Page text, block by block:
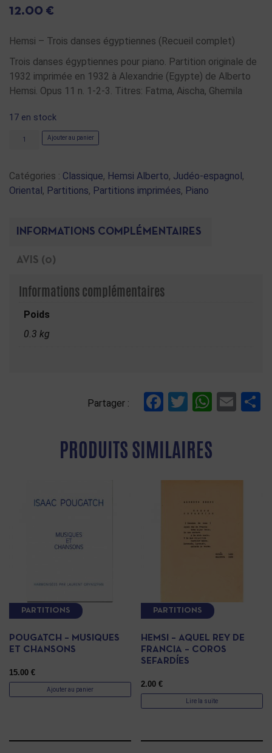
12.00 €
Hemsi – Trois danses égyptiennes (Recueil complet)
Trois danses égyptiennes pour piano. Partition originale de
1932 imprimée en 1932 à Alexandrie (Egypte) de Alberto
Hemsi. Opus 11 n. 1-2-3. Titres: Fatma, Aischa, Ghemila
17 en stock
Ajouter au panier
Catégories : Classique, Hemsi Alberto, Judéo-espagnol ,
Oriental , Partitions, Partitions imprimées, Piano
INFORMATIONS COMPLÉMENTAIRES
AVIS (0)
Informations complémentaires
Poids
0.3 kg
Partager : Facebook
Twitter
PRODUITS SIMILAIRES
PARTITIONS
POUGATCH – MUSIQUES
ET CHANSONS
15.00 €
Ajouter au panier
PARTITIONS
HEMSI – AQUEL REY DE
FRANCIA – COROS
SEFARDÍES
2.00€
Lire la suite